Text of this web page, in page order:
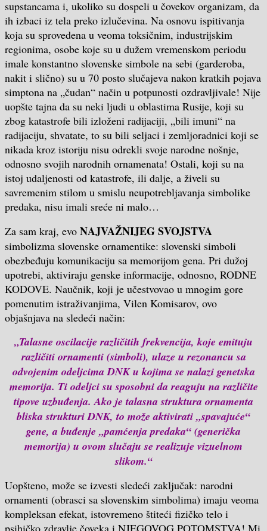
supstancama i, ukoliko su dospeli u čovekov organizam, da
ih izbaci iz tela preko izlučevina. Na osnovu ispitivanja
koja su sprovedena u veoma toksičnim, industrijskim
regionima, osobe koje su u dužem vremenskom periodu
imale konstantno slovenske simbole na sebi (garderoba,
nakit i slično) su u 70 posto slučajeva nakon kratkih pojava
simptona na „čudan“ način u potpunosti ozdravljivale! Nije
uopšte tajna da su neki ljudi u oblastima Rusije, koji su
zbog katastrofe bili izloženi radijaciji, „bili imuni“ na
radijaciju, shvatate, to su bili seljaci i zemljoradnici koji se
nikada kroz istoriju nisu odrekli svoje narodne nošnje,
odnosno svojih narodnih ornamenata! Ostali, koji su na
istoj udaljenosti od katastrofe, ili dalje, a živeli su
savremenim stilom u smislu neupotrebljavanja simbolike
predaka, nisu imali sreće ni malo…
Za sam kraj, evo NAJVAŽNIJEG SVOJSTVA
simbolizma slovenske ornamentike: slovenski simboli
obezbeđuju komunikaciju sa memorijom gena. Pri dužoj
upotrebi, aktiviraju genske informacije, odnosno, RODNE
KODOVE. Naučnik, koji je učestvovao u mnogim gore
pomenutim istraživanjima, Vilen Komisarov, ovo
objašnjava na sledeći način:
„Talasne oscilacije različitih frekvencija, koje emituju
različiti ornamenti (simboli), ulaze u rezonancu sa
odvojenim odeljcima DNK u kojima se nalazi genetska
memorija. Ti odeljci su sposobni da reaguju na različite
tipove uzbuđenja. Ako je talasna struktura ornamenta
bliska strukturi DNK, to može aktivirati „spavajuće“
gene, a buđenje „pamćenja predaka“ (generička
memorija) u ovom slučaju se realizuje vizuelnom
slikom.“
Uopšteno, može se izvesti sledeći zaključak: narodni
ornamenti (obrasci sa slovenskim simbolima) imaju veoma
kompleksan efekat, istovremeno štiteći fizičko telo i